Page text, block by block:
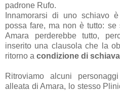
padrone Rufo.
Innamorarsi di uno schiavo
possa fare, ma non è tutto:
Amara perderebbe tutto,
inserito una clausola che la
ritorno a condizione di schiava
Ritroviamo alcuni
alleata di Amara, lo stesso